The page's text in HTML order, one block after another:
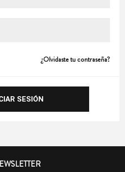
¿Olvidaste tu contraseña?